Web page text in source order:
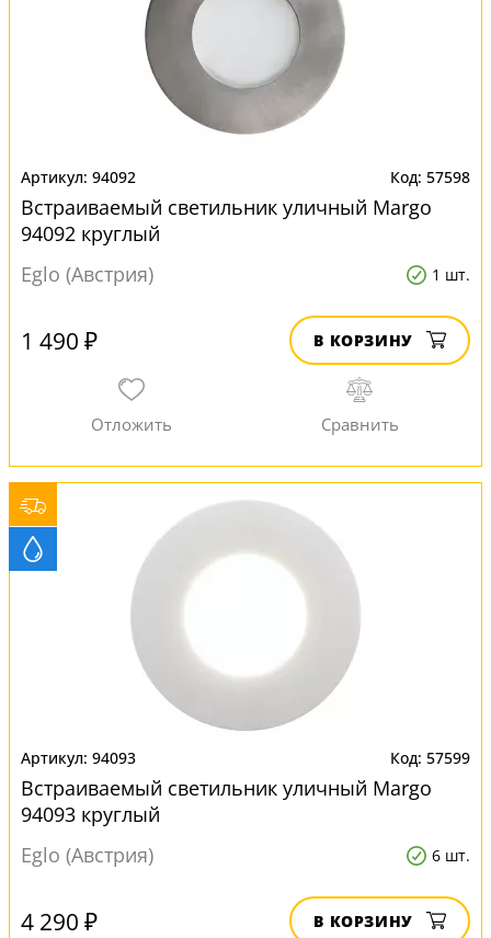
94092 57598
Встраиваемый светильник уличный Margo
94092 круглый
Eglo (Австрия)
1 шт.
1 490 ₽ В КОРЗИНУ
94093 57599
Встраиваемый светильник уличный Margo
94093 круглый
Eglo (Австрия)
6 шт.
4 290 ₽ В КОРЗИНУ